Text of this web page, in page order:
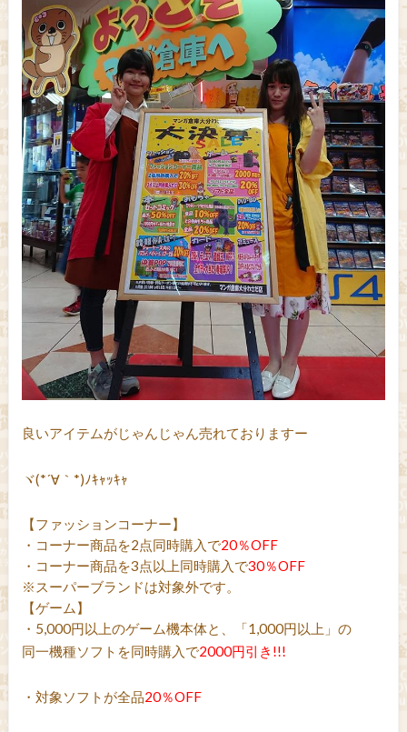
良いアイテムがじゃんじゃん売れておりますー
ヾ(*´∀｀*)ﾉｷｬｯｷｬ
【ファッションコーナー】
・コーナー商品を2点同時購入で20％OFF
・コーナー商品を3点以上同時購入で30％OFF
※スーパーブランドは対象外です。
【ゲーム】
・5,000円以上のゲーム機本体と、「1,000円以上」の
同一機種ソフトを同時購入で2000円引き!!!
・対象ソフトが全品20％OFF